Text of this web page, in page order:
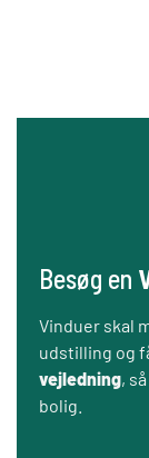
Besøg en
Vinduer skal
udstilling og
vejledning,
bolig.